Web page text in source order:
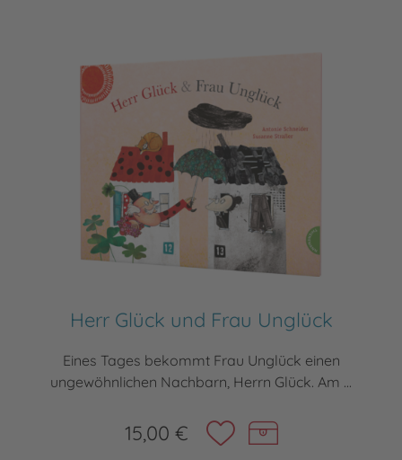
Herr Glück und Frau Unglück
Eines Tages bekommt Frau Unglück einen
ungewöhnlichen Nachbarn, Herrn Glück. Am ...
15,00 €